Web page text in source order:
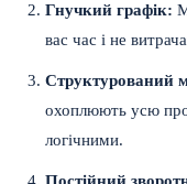
Гнучкий графік:
вас час і не
Структурований
охоплюють усю
логічними.